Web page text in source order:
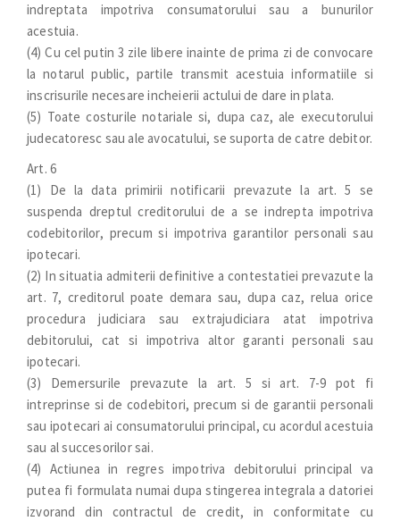
indreptata impotriva consumatorului sau a bunurilor
acestuia.
(4) Cu cel putin 3 zile libere inainte de prima zi de convocare
la notarul public, partile transmit acestuia informatiile si
inscrisurile necesare incheierii actului de dare in plata.
(5) Toate costurile notariale si, dupa caz, ale executorului
judecatoresc sau ale avocatului, se suporta de catre debitor.
Art. 6
(1) De la data primirii notificarii prevazute la art. 5 se
suspenda dreptul creditorului de a se indrepta impotriva
codebitorilor, precum si impotriva garantilor personali sau
ipotecari.
(2) In situatia admiterii definitive a contestatiei prevazute la
art. 7, creditorul poate demara sau, dupa caz, relua orice
procedura judiciara sau extrajudiciara atat impotriva
debitorului, cat si impotriva altor garanti personali sau
ipotecari.
(3) Demersurile prevazute la art. 5 si art. 7-9 pot fi
intreprinse si de codebitori, precum si de garantii personali
sau ipotecari ai consumatorului principal, cu acordul acestuia
sau al succesorilor sai.
(4) Actiunea in regres impotriva debitorului principal va
putea fi formulata numai dupa stingerea integrala a datoriei
izvorand din contractul de credit, in conformitate cu